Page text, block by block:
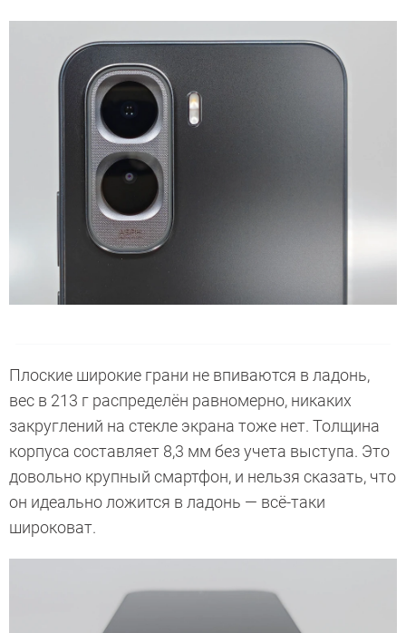
Плоские широкие грани не впиваются в ладонь,
вес в 213 г распределён равномерно, никаких
закруглений на стекле экрана тоже нет. Толщина
корпуса составляет 8,3 мм без учета выступа. Это
довольно крупный смартфон, и нельзя сказать, что
он идеально ложится в ладонь — всё-таки
широковат.